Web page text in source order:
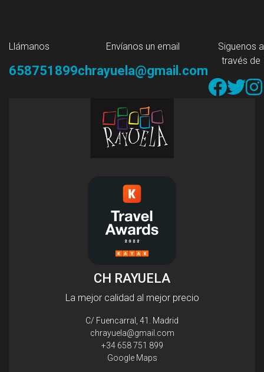
Llámanos
658751899
Envíanos un email
chrayuela@gmail.com
Siguenos a
través de
CH RAYUELA
La mejor calidad al mejor precio
C/ Fuencarral, 41. Madrid
chrayuela@gmail.com
+34 658 751 899
Google Maps